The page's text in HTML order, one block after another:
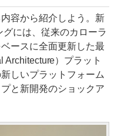
容から紹介しよう。新
には、従来のカローラ
ースに全面更新した最
Architecture）プラット
しいプラットフォーム
と新開発のショックア